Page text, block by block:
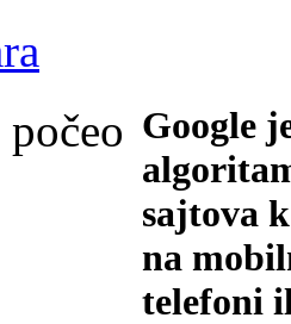
Google
sajtova
na
telefoni